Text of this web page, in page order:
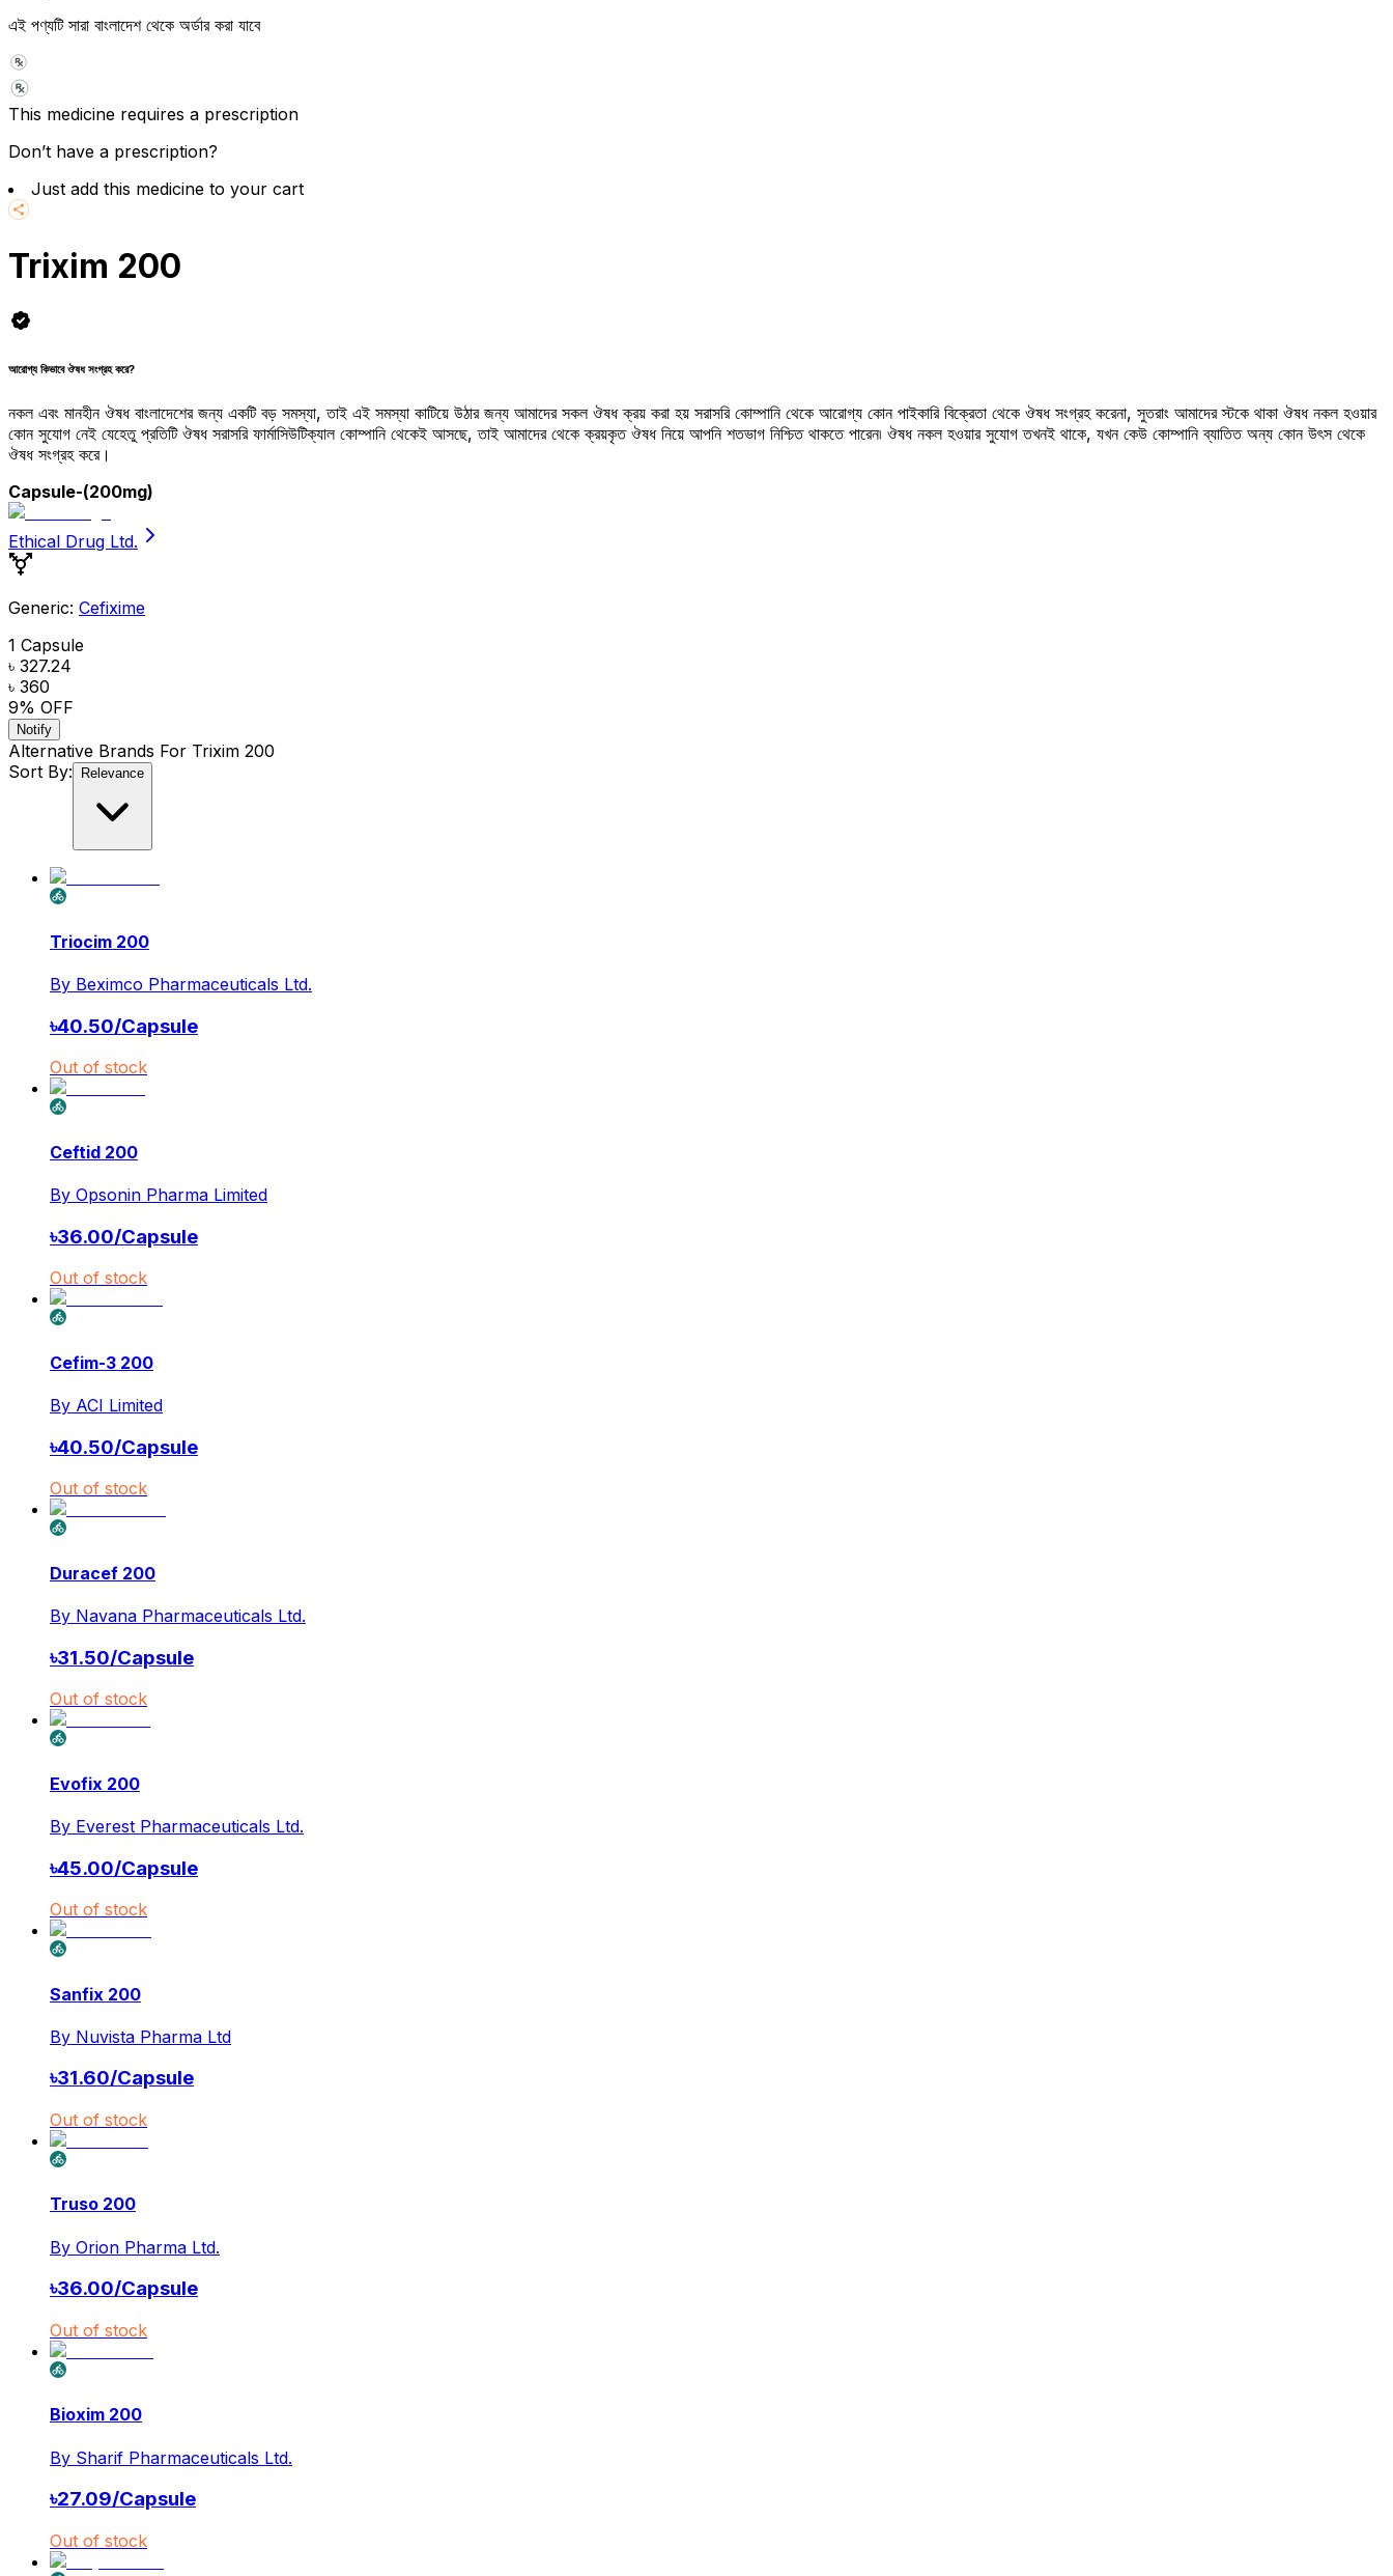
এই পণ্যটি সারা বাংলাদেশ থেকে অর্ডার করা যাবে
This medicine requires a prescription
Don’t have a prescription?
Just add this medicine to your cart
Trixim 200
আরোগ্য কিভাবে ঔষধ সংগ্রহ করে?
নকল এবং মানহীন ঔষধ বাংলাদেশের জন্য একটি বড় সমস্যা, তাই এই সমস্যা কাটিয়ে উঠার জন্য আমাদের সকল ঔষধ ক্রয় করা হয় সরাসরি কোম্পানি থেকে আরোগ্য কোন পাইকারি বিক্রেতা থেকে ঔষধ সংগ্রহ করেনা, সুতরাং আমাদের স্টকে থাকা ঔষধ নকল হওয়ার
কোন সুযোগ নেই যেহেতু প্রতিটি ঔষধ সরাসরি ফার্মাসিউটিক্যাল কোম্পানি থেকেই আসছে, তাই আমাদের থেকে ক্রয়কৃত ঔষধ নিয়ে আপনি শতভাগ নিশ্চিত থাকতে পারেন৷ ঔষধ নকল হওয়ার সুযোগ তখনই থাকে, যখন কেউ কোম্পানি ব্যাতিত অন্য কোন উৎস থেকে
ঔষধ সংগ্রহ করে।
Capsule-(200mg)
Ethical Drug Ltd.
Generic: Cefixime
1 Capsule
৳ 327.24
৳ 360
9% OFF
Notify
Alternative Brands For Trixim 200
Sort By:
Relevance
Triocim 200
By Beximco Pharmaceuticals Ltd.
৳40.50/Capsule
Out of stock
Ceftid 200
By Opsonin Pharma Limited
৳36.00/Capsule
Out of stock
Cefim-3 200
By ACI Limited
৳40.50/Capsule
Out of stock
Duracef 200
By Navana Pharmaceuticals Ltd.
৳31.50/Capsule
Out of stock
Evofix 200
By Everest Pharmaceuticals Ltd.
৳45.00/Capsule
Out of stock
Sanfix 200
By Nuvista Pharma Ltd
৳31.60/Capsule
Out of stock
Truso 200
By Orion Pharma Ltd.
৳36.00/Capsule
Out of stock
Bioxim 200
By Sharif Pharmaceuticals Ltd.
৳27.09/Capsule
Out of stock